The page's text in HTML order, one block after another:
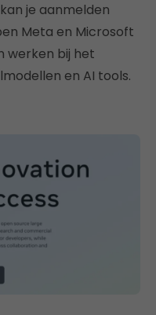
je aanmelden
Meta en Microsoft
werken bij het
en AI tools.